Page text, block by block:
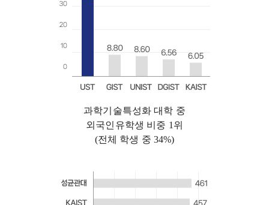
과학기술특성화 대학 중
외국인유학생 비중 1위
(전체 학생 중 34%)